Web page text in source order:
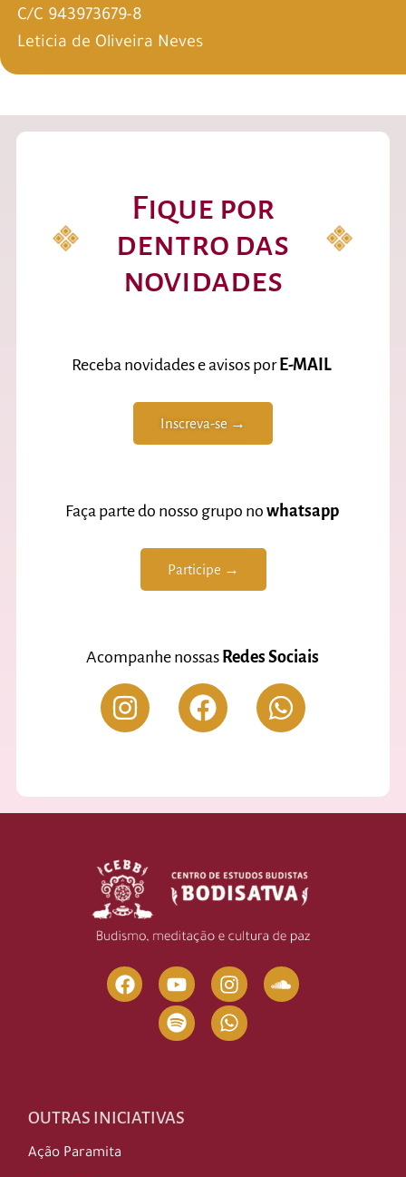
C/C 943973679-8
Leticia de Oliveira Neves
Fique por
dentro das
novidades
Receba novidades e avisos porE-MAIL
Inscreva-se →
Faça parte do nosso grupo nowhatsapp
Participe →
Acompanhe nossas Redes Sociais
OUTRAS INICIATIVAS
Ação Paramita